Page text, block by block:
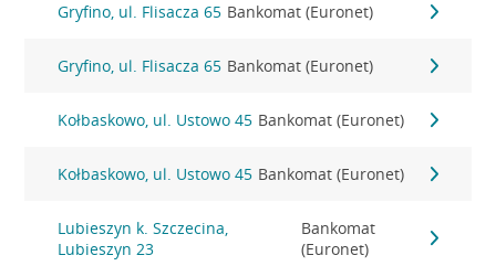
Gryfino, ul. Flisacza 65 Bankomat (Euronet)
Gryfino, ul. Flisacza 65 Bankomat (Euronet)
Kołbaskowo, ul. Ustowo 45 Bankomat (Euronet)
Kołbaskowo, ul. Ustowo 45 Bankomat (Euronet)
Lubieszyn k. Szczecina,
Lubieszyn 23
Bankomat
(Euronet)